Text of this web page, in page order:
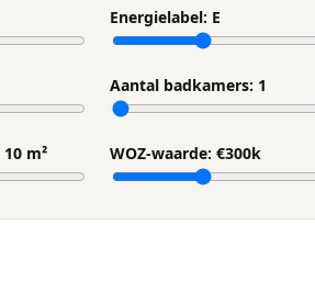
Energielabel: E
Aantal badkamers: 1
10 m² WOZ-waarde: €300k